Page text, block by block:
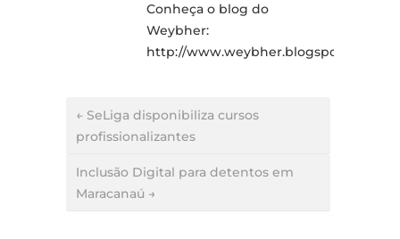
Conheça o blog do
Weybher:
http://www.weybher.blogspot.com
← SeLiga disponibiliza cursos
profissionalizantes
Inclusão Digital para detentos em
Maracanaú →